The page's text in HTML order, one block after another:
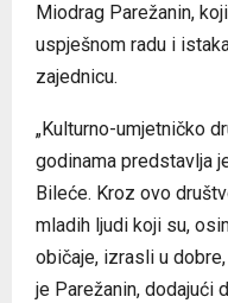
Miodrag Parežanin,
uspješnom radu i
zajednicu.
„Kulturno-umjetničko
godinama predstavlja
Bileće. Kroz ovo
mladih ljudi koji su,
običaje, izrasli u
je Parežanin, dodajući